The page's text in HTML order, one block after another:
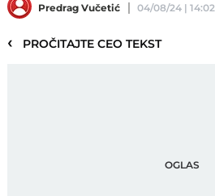
Predrag Vučetić 04/08/24 | 14:02
‹ PROČITAJTE CEO TEKST